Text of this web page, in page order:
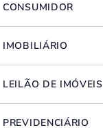
CONSUMIDOR
IMOBILIÁRIO
LEILÃO DE IMÓVEIS
PREVIDENCIÁRIO